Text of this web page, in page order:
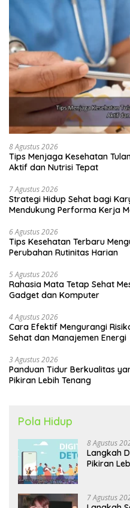
8 Agustus 2026
Tips Menjaga Kesehatan
Aktif dan Nutrisi Tepat
7 Agustus 2026
Strategi Hidup Sehat bagi
Mendukung Performa Kerja
6 Agustus 2026
Tips Kesehatan Terbaru
Perubahan Rutinitas Harian
5 Agustus 2026
Rahasia Mata Tetap Sehat
Gadget dan Komputer
4 Agustus 2026
Cara Efektif Mengurangi
Sehat dan Manajemen Energi
3 Agustus 2026
Panduan Tidur Berkualitas
Pikiran Lebih Tenang
Pola Hidup
8 Agustus
Langkah
Pikiran
7 Agustus